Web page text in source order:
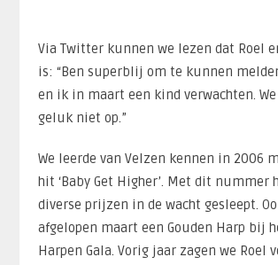
Via Twitter kunnen we lezen dat Roel
is: “Ben superblij om te kunnen
en ik in maart een kind verwachten.
geluk niet op.”
We leerde van Velzen kennen in 2006
hit ‘Baby Get Higher’. Met dit nummer
diverse prijzen in de wacht gesleept.
afgelopen maart een Gouden Harp bij
Harpen Gala. Vorig jaar zagen we Roel